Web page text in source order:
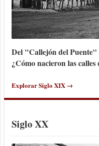
Del "Callejón del
¿Cómo nacieron las calles
Explorar Siglo XIX →
Siglo XX